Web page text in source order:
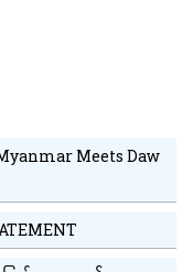
ြေခံလက်ကားရည်ညွှန်းဈေး
လူငယ်လေ့လာရေးခရီးစဉ်
Meets Daw